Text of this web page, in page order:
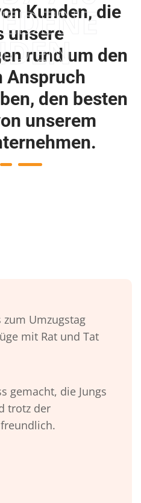
Kunden, die
unsere
rund um den
Anspruch
den besten
unserem
Umzugstag
mit Rat und Tat
gemacht, die Jungs
trotz der